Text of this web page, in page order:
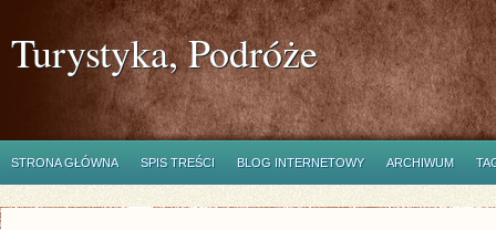
Turystyka, Podróże
STRONA GŁÓWNA SPIS TREŚCI BLOG INTERNETOWY ARCHIWUM